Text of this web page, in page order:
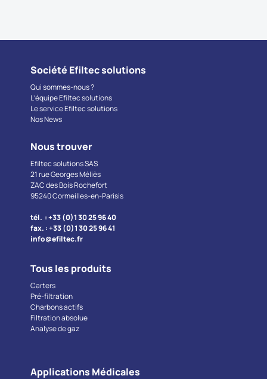
Société Efiltec solutions
Qui sommes-nous ?
L’équipe Efiltec solutions
Le service Efiltec solutions
Nos News
Nous trouver
Efiltec solutions SAS
21 rue Georges Méliès
ZAC des Bois Rochefort
95240 Cormeilles-en-Parisis
tél. : +33 (0)1 30 25 96 40
fax. : +33 (0)1 30 25 96 41
info@efiltec.fr
Tous les produits
Carters
Pré-filtration
Charbons actifs
Filtration absolue
Analyse de gaz
Applications Médicales